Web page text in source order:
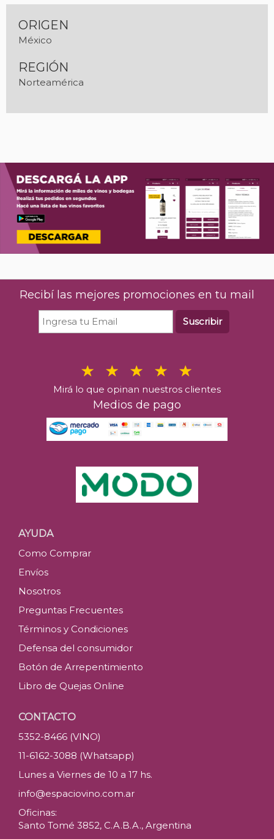
ORIGEN
México
REGIÓN
Norteamérica
Recibí las mejores promociones en tu mail
Suscribir
Mirá lo que opinan nuestros clientes
Medios de pago
AYUDA
Como Comprar
Envíos
Nosotros
Preguntas Frecuentes
Términos y Condiciones
Defensa del consumidor
Botón de Arrepentimiento
Libro de Quejas Online
CONTACTO
5352-8466 (VINO)
11-6162-3088 (Whatsapp)
Lunes a Viernes de 10 a 17 hs.
info@espaciovino.com.ar
Oficinas:
Santo Tomé 3852, C.A.B.A., Argentina